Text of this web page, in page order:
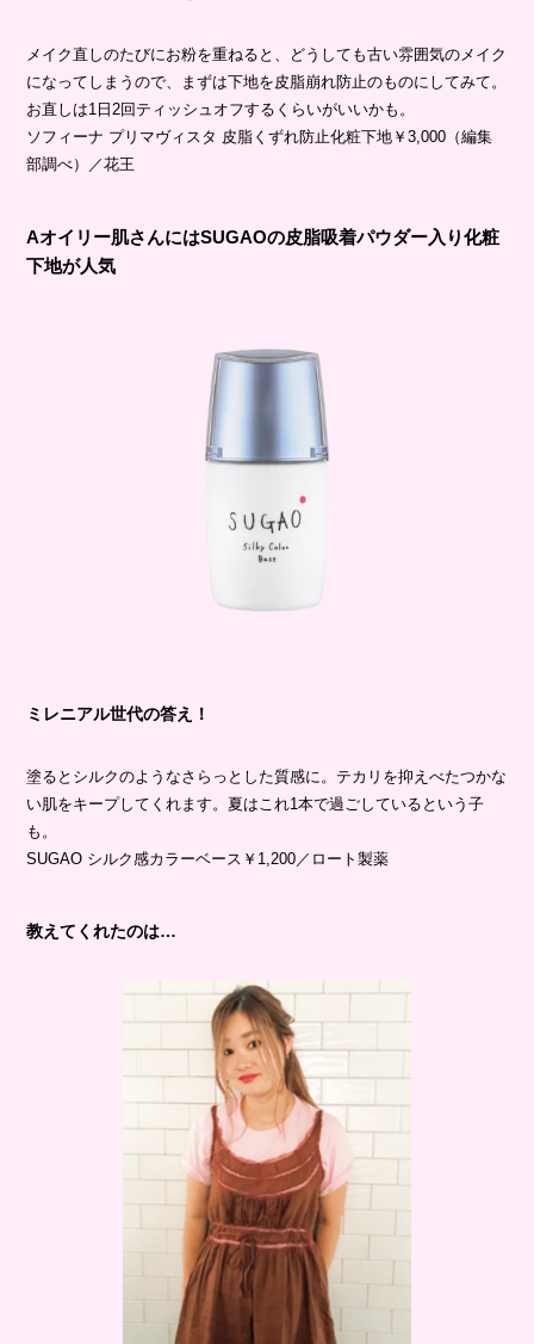
メイク直しのたびにお粉を重ねると、どうしても古い雰囲気のメイク
になってしまうので、まずは下地を皮脂崩れ防止のものにしてみて。
お直しは1日2回ティッシュオフするくらいがいいかも。
ソフィーナ プリマヴィスタ 皮脂くずれ防止化粧下地￥3,000（編集
部調べ）／花王
Aオイリー肌さんにはSUGAOの皮脂吸着パウダー入り化粧
下地が人気
ミレニアル世代の答え！
塗るとシルクのようなさらっとした質感に。テカリを抑えべたつかな
い肌をキープしてくれます。夏はこれ1本で過ごしているという子
も。
SUGAO シルク感カラーベース￥1,200／ロート製薬
教えてくれたのは…